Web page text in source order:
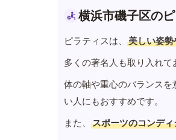
横浜市磯子区の
ピラティスは、 美しい姿
多くの著名人も取り入れて
体の軸や重心のバランスを
い人にもおすすめです。
また、
スポーツのコンデ